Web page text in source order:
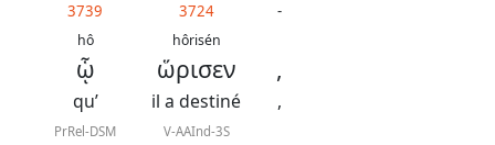
3739
hô
ᾧ
qu’
PrRel-DSM
3724
hôrisén
ὥρισεν
il a destiné
V-AAInd-3S
-
,
,
Darby